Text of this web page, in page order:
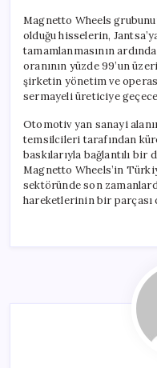
Magnetto Wheels
olduğu hisselerin,
tamamlanmasının
oranının yüzde 99’un
şirketin yönetim ve
sermayeli üreticiye
Otomotiv yan sanayi
temsilcileri tarafından
baskılarıyla bağlantılı
Magnetto Wheels’in
sektöründe son
hareketlerinin bir parçası